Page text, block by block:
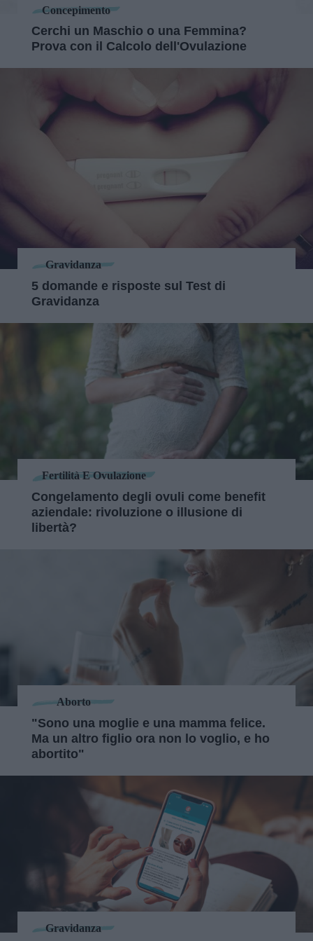
Concepimento
Cerchi un Maschio o una Femmina?
Prova con il Calcolo dell'Ovulazione
Gravidanza
5 domande e risposte sul Test di
Gravidanza
Fertilità E Ovulazione
Congelamento degli ovuli come benefit
aziendale: rivoluzione o illusione di
libertà?
Aborto
"Sono una moglie e una mamma felice.
Ma un altro figlio ora non lo voglio, e ho
abortito"
Gravidanza